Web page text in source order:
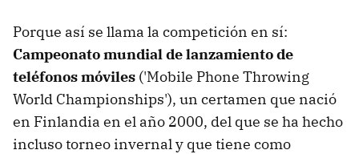
Porque así se llama la competición en sí:
Campeonato mundial de lanzamiento de
teléfonos móviles ('Mobile Phone Throwing
World Championships'), un certamen que nació
en Finlandia en el año 2000, del que se ha hecho
incluso torneo invernal y que tiene como